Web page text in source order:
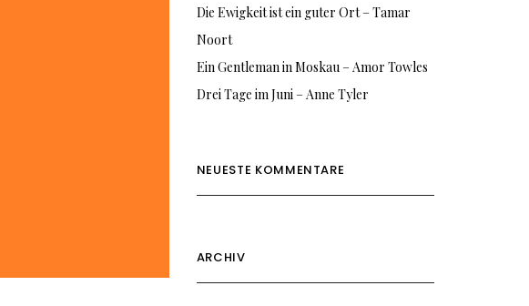
Die Ewigkeit ist ein guter Ort – Tamar
Noort
Ein Gentleman in Moskau – Amor Towles
Drei Tage im Juni – Anne Tyler
NEUESTE KOMMENTARE
ARCHIV